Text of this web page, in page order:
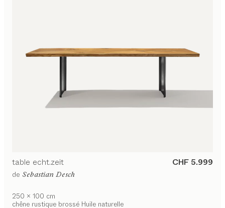
table echt.zeit CHF 5.999
de Sebastian Desch
250 x 100 cm
chêne rustique brossé Huile naturelle